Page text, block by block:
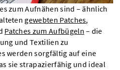
zum Aufnähen sind – ähnlich
gewebten Patches,
Patches zum Aufbügeln – die
und Textilien zu
werden sorgfältig auf eine
sie strapazierfähig und ideal